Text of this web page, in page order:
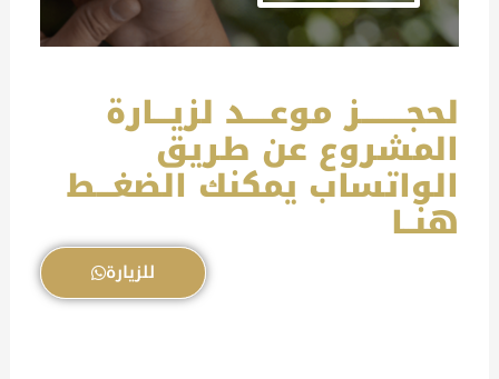
لحجــــــــز موعــــد لزيـــارة
المشروع عن طريق
الواتساب يمكنك الضغـــط
هنــا
للزيارة